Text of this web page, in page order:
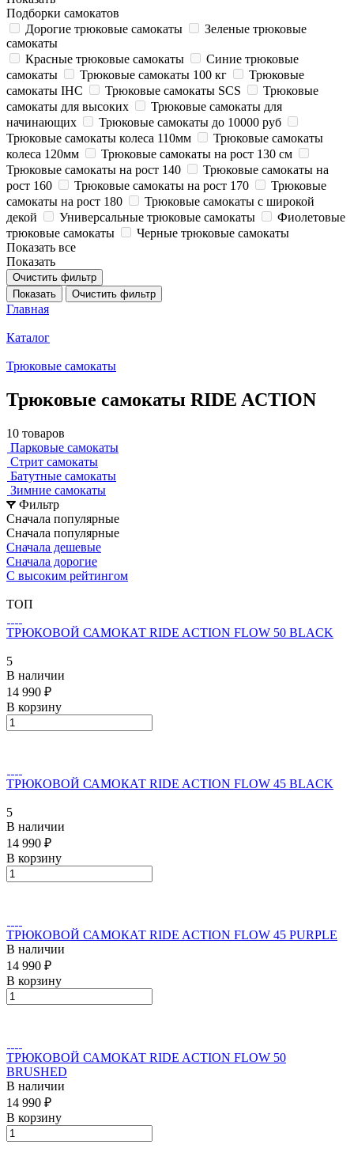
Подборки самокатов
Дорогие трюковые самокаты
Зеленые трюковые
самокаты
Красные трюковые самокаты
Синие трюковые
самокаты
Трюковые самокаты 100 кг
Трюковые
самокаты IHC
Трюковые самокаты SCS
Трюковые
самокаты для высоких
Трюковые самокаты для
начинающих
Трюковые самокаты до 10000 руб
Трюковые самокаты колеса 110мм
Трюковые самокаты
колеса 120мм
Трюковые самокаты на рост 130 см
Трюковые самокаты на рост 140
Трюковые самокаты на
рост 160
Трюковые самокаты на рост 170
Трюковые
самокаты на рост 180
Трюковые самокаты с широкой
декой
Универсальные трюковые самокаты
Фиолетовые
трюковые самокаты
Черные трюковые самокаты
Показать все
Показать
Очистить фильтр
Показать
Очистить фильтр
Главная
Каталог
Трюковые самокаты
Трюковые самокаты RIDE ACTION
10 товаров
Парковые самокаты
Стрит самокаты
Батутные самокаты
Зимние самокаты
Фильтр
Сначала популярные
Сначала популярные
Сначала дешевые
Сначала дорогие
С высоким рейтингом
ТОП
ТРЮКОВОЙ САМОКАТ RIDE ACTION FLOW 50 BLACK
5
В наличии
14 990 ₽
В корзину
ТРЮКОВОЙ САМОКАТ RIDE ACTION FLOW 45 BLACK
5
В наличии
14 990 ₽
В корзину
ТРЮКОВОЙ САМОКАТ RIDE ACTION FLOW 45 PURPLE
В наличии
14 990 ₽
В корзину
ТРЮКОВОЙ САМОКАТ RIDE ACTION FLOW 50
BRUSHED
В наличии
14 990 ₽
В корзину